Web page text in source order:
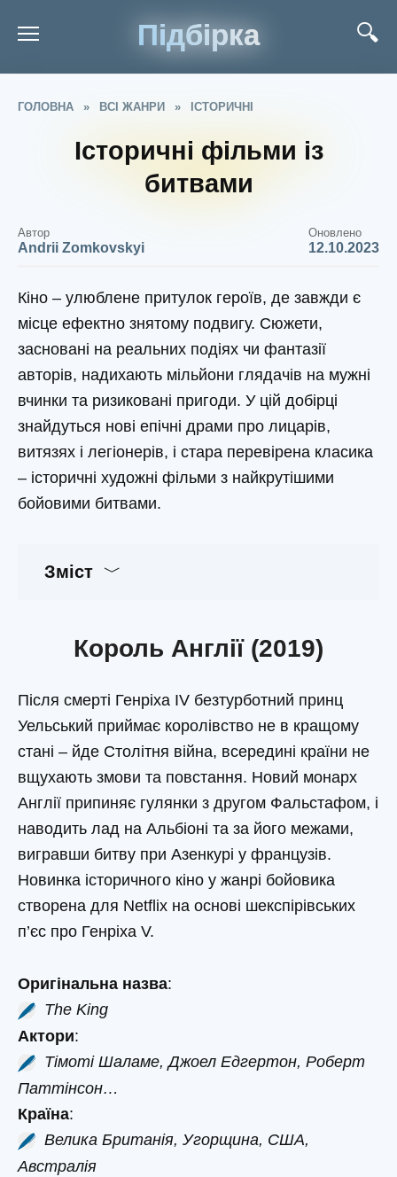
Підбірка
ГОЛОВНА » ВСІ ЖАНРИ » ІСТОРИЧНІ
Історичні фільми із
битвами
Автор
Andrii Zomkovskyi
Оновлено
12.10.2023
Кіно – улюблене притулок героїв, де завжди є
місце ефектно знятому подвигу. Сюжети,
засновані на реальних подіях чи фантазії
авторів, надихають мільйони глядачів на мужні
вчинки та ризиковані пригоди. У цій добірці
знайдуться нові епічні драми про лицарів,
витязях і легіонерів, і стара перевірена класика
– історичні художні фільми з найкрутішими
бойовими битвами.
Зміст
Король Англії (2019)
Після смерті Генріха IV безтурботний принц
Уельський приймає королівство не в кращому
стані – йде Столітня війна, всередині країни не
вщухають змови та повстання. Новий монарх
Англії припиняє гулянки з другом Фальстафом, і
наводить лад на Альбіоні та за його межами,
вигравши битву при Азенкурі у французів.
Новинка історичного кіно у жанрі бойовика
створена для Netflix на основі шекспірівських
п’єс про Генріха V.
Оригінальна назва:
The King
Актори:
Тімоті Шаламе, Джоел Едгертон, Роберт
Паттінсон…
Країна:
Велика Британія, Угорщина, США,
Австралія